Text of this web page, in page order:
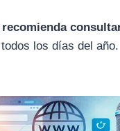
los días del año.